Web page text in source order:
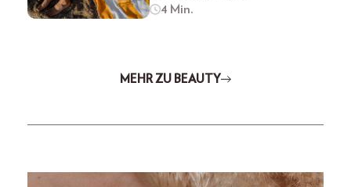
4 Min.
MEHR ZU BEAUTY